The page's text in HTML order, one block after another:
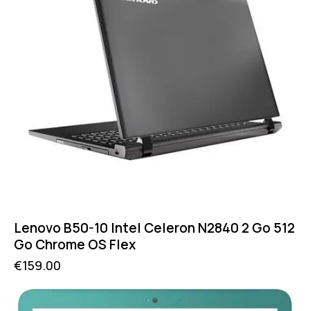
Lenovo B50-10 Intel Celeron N2840 2 Go 512
Go Chrome OS Flex
€159.00